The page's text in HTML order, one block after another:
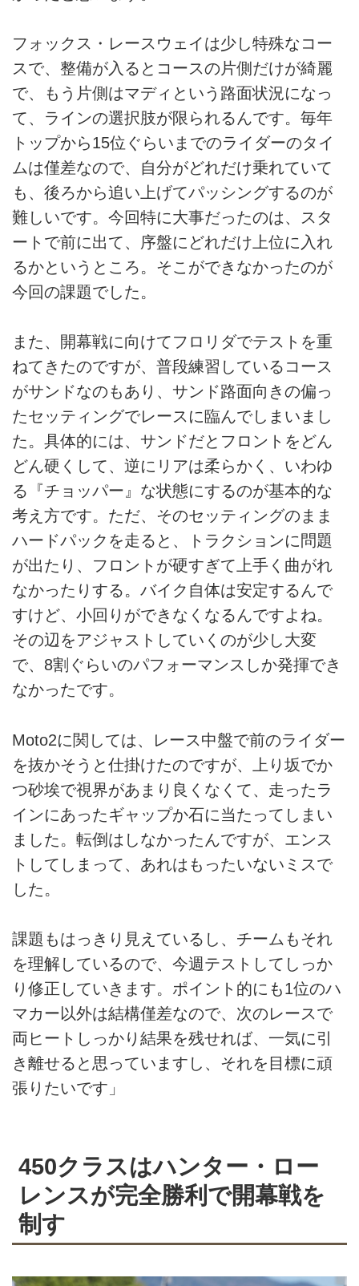
フォックス・レースウェイは少し特殊なコー
スで、整備が入るとコースの片側だけが綺麗
で、もう片側はマディという路面状況になっ
て、ラインの選択肢が限られるんです。毎年
トップから15位ぐらいまでのライダーのタイ
ムは僅差なので、自分がどれだけ乗れていて
も、後ろから追い上げてパッシングするのが
難しいです。今回特に大事だったのは、スタ
ートで前に出て、序盤にどれだけ上位に入れ
るかというところ。そこができなかったのが
今回の課題でした。
また、開幕戦に向けてフロリダでテストを重
ねてきたのですが、普段練習しているコース
がサンドなのもあり、サンド路面向きの偏っ
たセッティングでレースに臨んでしまいまし
た。具体的には、サンドだとフロントをどん
どん硬くして、逆にリアは柔らかく、いわゆ
る『チョッパー』な状態にするのが基本的な
考え方です。ただ、そのセッティングのまま
ハードパックを走ると、トラクションに問題
が出たり、フロントが硬すぎて上手く曲がれ
なかったりする。バイク自体は安定するんで
すけど、小回りができなくなるんですよね。
その辺をアジャストしていくのが少し大変
で、8割ぐらいのパフォーマンスしか発揮でき
なかったです。
Moto2に関しては、レース中盤で前のライダー
を抜かそうと仕掛けたのですが、上り坂でか
つ砂埃で視界があまり良くなくて、走ったラ
インにあったギャップか石に当たってしまい
ました。転倒はしなかったんですが、エンス
トしてしまって、あれはもったいないミスで
した。
課題もはっきり見えているし、チームもそれ
を理解しているので、今週テストしてしっか
り修正していきます。ポイント的にも1位のハ
マカー以外は結構僅差なので、次のレースで
両ヒートしっかり結果を残せれば、一気に引
き離せると思っていますし、それを目標に頑
張りたいです」
450クラスはハンター・ロー
レンスが完全勝利で開幕戦を
制す